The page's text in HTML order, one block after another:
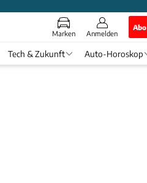
Marken Anmelden
Abo
Tech & Zukunft Auto-Horoskop